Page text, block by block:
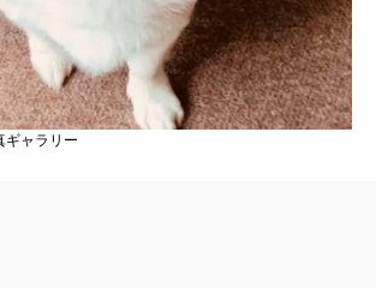
ギャラリー